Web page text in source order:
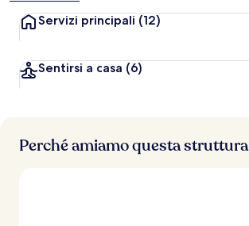
Servizi principali (12)
Sentirsi a casa (6)
Perché amiamo questa struttura